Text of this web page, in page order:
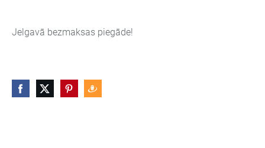
Jelgavā bezmaksas piegāde!